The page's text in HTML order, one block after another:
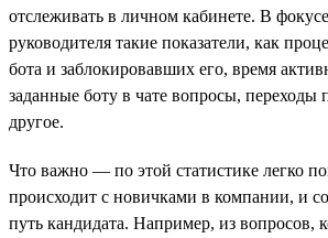
отслеживать в личном кабинете. В
руководителя такие показатели, как
бота и заблокировавших его, время
заданные боту в чате вопросы,
другое.
Что важно — по этой статистике легко
происходит с новичками в компании, и
путь кандидата. Например, из вопросов,